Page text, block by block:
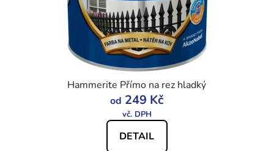
Hammerite Přímo na rez hladký
od 249 Kč
DETAIL